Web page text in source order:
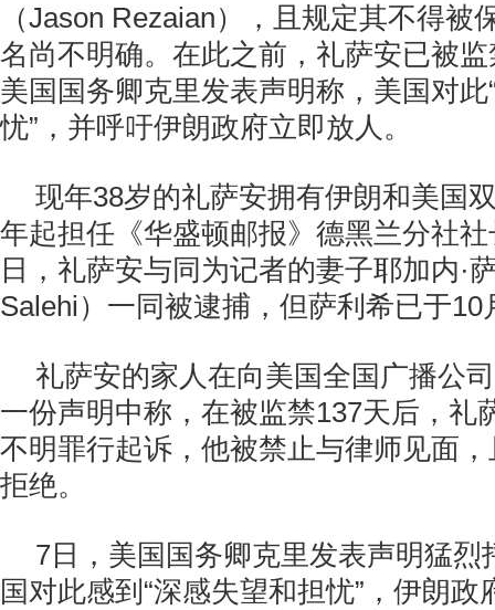
（Jason Rezaian），且规定其不得被
名尚不明确。在此之前，礼萨安已被
美国国务卿克里发表声明称，美国对此
忧”，并呼吁伊朗政府立即放人。
现年38岁的礼萨安拥有伊朗和美国
年起担任《华盛顿邮报》德黑兰分社
日，礼萨安与同为记者的妻子耶加内·
Salehi）一同被逮捕，但萨利希已于10
礼萨安的家人在向美国全国广播公
一份声明中称，在被监禁137天后，礼
不明罪行起诉，他被禁止与律师见面
拒绝。
7日，美国国务卿克里发表声明猛烈
国对此感到“深感失望和担忧”，伊朗